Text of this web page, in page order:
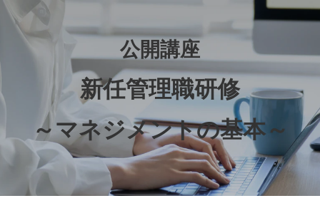
公開講座
新任管理職研修
～マネジメントの基本～